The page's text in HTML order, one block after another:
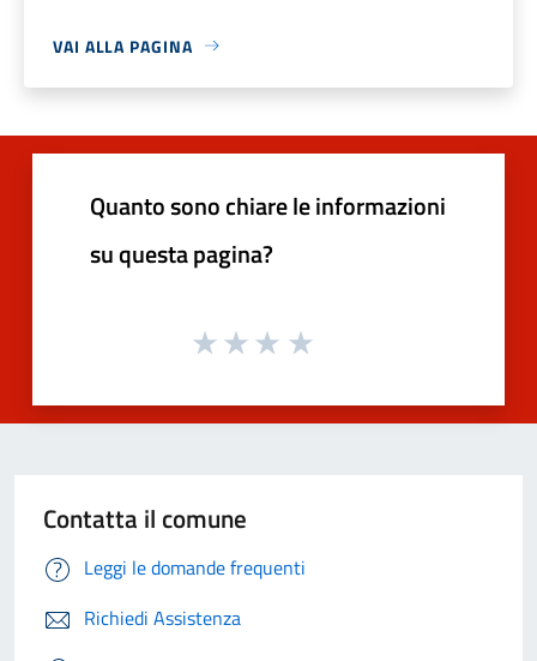
VAI ALLA PAGINA
Quanto sono chiare le informazioni
su questa pagina?
Contatta il comune
Leggi le domande frequenti
Richiedi Assistenza